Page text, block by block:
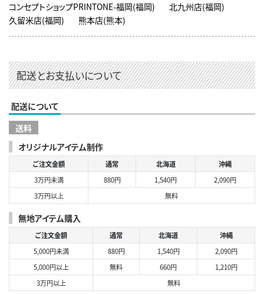
コンセプトショップPRINTONE-福岡(福岡)
北九州店(福岡)
久留米店(福岡)
熊本店(熊本)
配送とお支払いについて
配送について
送料
オリジナルアイテム制作
ご注文金額 通常 北海道
沖縄
3万円未満
880円 1,540円
2,090円
3万円以上
無料
無地アイテム購入
ご注文金額 通常 北海道
沖縄
5,000円未満
880円 1,540円
2,090円
5,000円以上
無料 660円
1,210円
3万円以上
無料